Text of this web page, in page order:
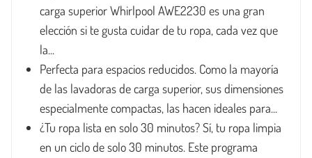
carga superior Whirlpool AWE2230 es una gran
elección si te gusta cuidar de tu ropa, cada vez que
la...
Perfecta para espacios reducidos. Como la mayoría
de las lavadoras de carga superior, sus dimensiones
especialmente compactas, las hacen ideales para...
¿Tu ropa lista en solo 30 minutos? Sí, tu ropa limpia
en un ciclo de solo 30 minutos. Este programa